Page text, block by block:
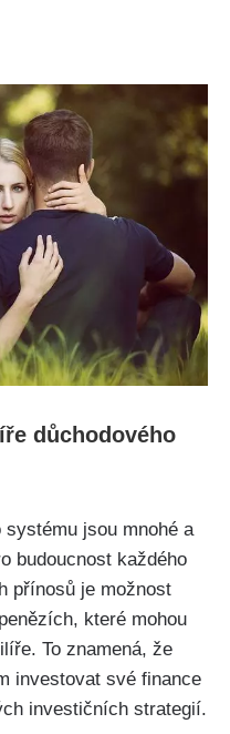
důchodového
jsou mnohé a
budoucnost každého
přínosů je možnost
které mohou
To znamená, že
investovat své finance
investičních strategií.